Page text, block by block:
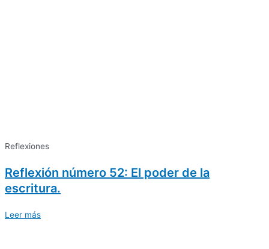
Reflexiones
Reflexión número 52: El poder de la
escritura.
Leer más